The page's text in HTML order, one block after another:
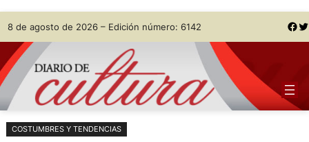
Saltar
al
contenido
Skip
to
content
8 de agosto de 2026 – Edición número: 6142 Facebook Twitter
COSTUMBRES Y TENDENCIAS